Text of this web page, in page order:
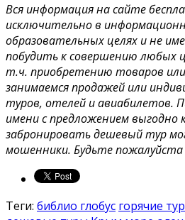
Вся информация на сайте
исключительно в
образовательных целях и не
побудить к совершению любых
т.ч. приобретению товаров
занимаемся продажей или
туров, отелей и авиабилетов.
имени с предложением выгодно
забронировать дешевый тур
мошенники. Будьте
Теги: библио глобус горячие